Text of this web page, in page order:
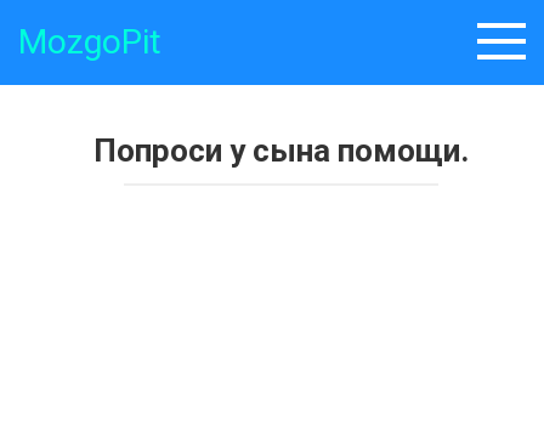
MozgoPit
Попроси у сына помощи.